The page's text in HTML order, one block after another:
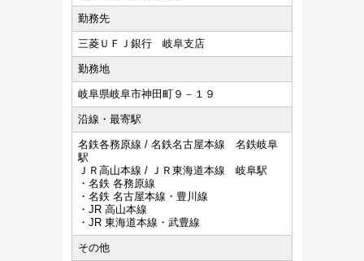
勤務先
三菱ＵＦＪ銀行 岐阜支店
勤務地
岐阜県岐阜市神田町９－１９
沿線・最寄駅
名鉄各務原線 / 名鉄名古屋本線 名鉄岐阜
駅
ＪＲ高山本線 / ＪＲ東海道本線 岐阜駅
・名鉄 各務原線
・名鉄 名古屋本線・豊川線
・JR 高山本線
・JR 東海道本線・武豊線
その他